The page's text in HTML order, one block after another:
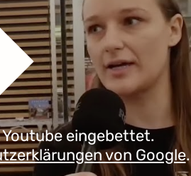
Youtube eingebettet.
von Google.